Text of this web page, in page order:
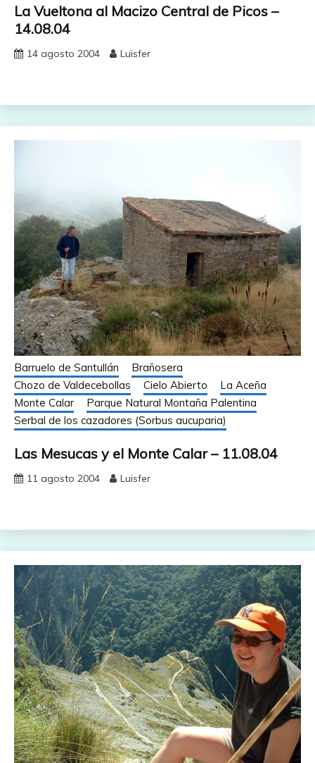
La Vueltona al Macizo Central de Picos –
14.08.04
14 agosto 2004 Luisfer
Barruelo de Santullán
Brañosera
Chozo de Valdecebollas
Cielo Abierto
La Aceña
Monte Calar
Parque Natural Montaña Palentina
Serbal de los cazadores (Sorbus aucuparia)
Las Mesucas y el Monte Calar – 11.08.04
11 agosto 2004 Luisfer